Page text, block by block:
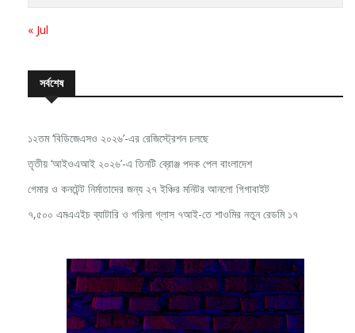
« Jul
সর্বশেষ
১২তম ‘বিডিজেএসও ২০২৬’-এর রেজিস্ট্রেশন চলছে
তৃতীয় ‘আইওএআই ২০২৬’-এ তিনটি ব্রোঞ্জ পদক পেল বাংলাদেশ
গেমার ও কনটেন্ট নির্মাতাদের জন্য ২৭ ইঞ্চির মনিটর আনলো গিগাবাইট
৭,৫০০ এমএএইচ ব্যাটারি ও গরিলা গ্লাস ৭আই-তে শাওমির নতুন রেডমি ১৭